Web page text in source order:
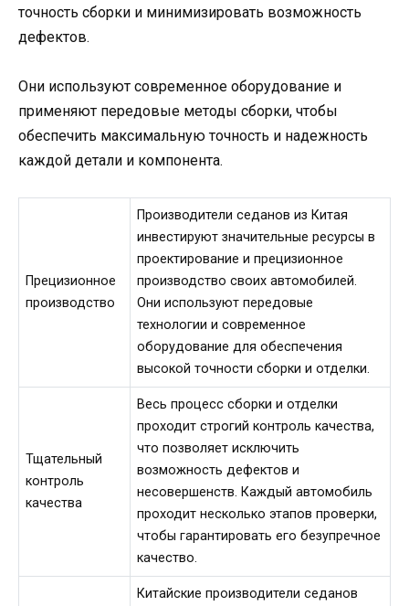
точность сборки и минимизировать возможность
дефектов.
Они используют современное оборудование и
применяют передовые методы сборки, чтобы
обеспечить максимальную точность и надежность
каждой детали и компонента.
Прецизионное
производство
Производители седанов из Китая
инвестируют значительные ресурсы в
проектирование и прецизионное
производство своих автомобилей.
Они используют передовые
технологии и современное
оборудование для обеспечения
высокой точности сборки и отделки.
Тщательный
контроль
качества
Весь процесс сборки и отделки
проходит строгий контроль качества,
что позволяет исключить
возможность дефектов и
несовершенств. Каждый автомобиль
проходит несколько этапов проверки,
чтобы гарантировать его безупречное
качество.
Китайские производители седанов